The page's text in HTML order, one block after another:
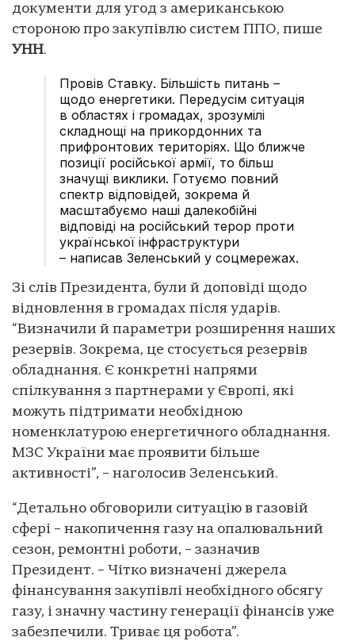
документи для угод з американською
стороною про закупівлю систем ППО, пише
УНН.
Провів Ставку. Більшість питань –
щодо енергетики. Передусім ситуація
в областях і громадах, зрозумілі
складнощі на прикордонних та
прифронтових територіях. Що ближче
позиції російської армії, то більш
значущі виклики. Готуємо повний
спектр відповідей, зокрема й
масштабуємо наші далекобійні
відповіді на російський терор проти
української інфраструктури
– написав Зеленський у соцмережах.
Зі слів Президента, були й доповіді щодо
відновлення в громадах після ударів.
“Визначили й параметри розширення наших
резервів. Зокрема, це стосується резервів
обладнання. Є конкретні напрями
спілкування з партнерами у Європі, які
можуть підтримати необхідною
номенклатурою енергетичного обладнання.
МЗС України має проявити більше
активності”, – наголосив Зеленський.
“Детально обговорили ситуацію в газовій
сфері – накопичення газу на опалювальний
сезон, ремонтні роботи, – зазначив
Президент. – Чітко визначені джерела
фінансування закупівлі необхідного обсягу
газу, і значну частину генерації фінансів уже
забезпечили. Триває ця робота”.